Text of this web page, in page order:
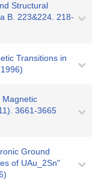
Structural
B. 223&224. 218-
Transitions in
Magnetic
3661-3665
Ground
of UAu_2Sn"